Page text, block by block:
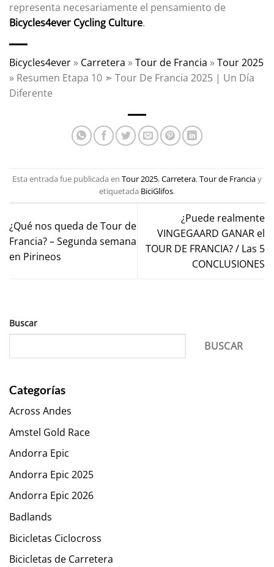
representa necesariamente el pensamiento de
Bicycles4ever Cycling Culture.
Bicycles4ever » Carretera »Tour de Francia »Tour 2025
» Resumen Etapa 10 ➣ Tour De Francia 2025 | Un Día
Diferente
Esta entrada fue publicada en Tour 2025,Carretera,Tour de Franciay
etiquetada BiciGlifos.
¿Qué nos queda de Tour de
Francia? – Segunda semana
en Pirineos
¿Puede realmente
VINGEGAARD GANAR el
TOUR DE FRANCIA? / Las 5
CONCLUSIONES
Buscar
BUSCAR
Categorías
Across Andes
Amstel Gold Race
Andorra Epic
Andorra Epic 2025
Andorra Epic 2026
Badlands
Bicicletas Ciclocross
Bicicletas de Carretera